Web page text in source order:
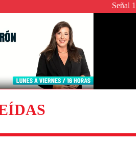
Señal 1